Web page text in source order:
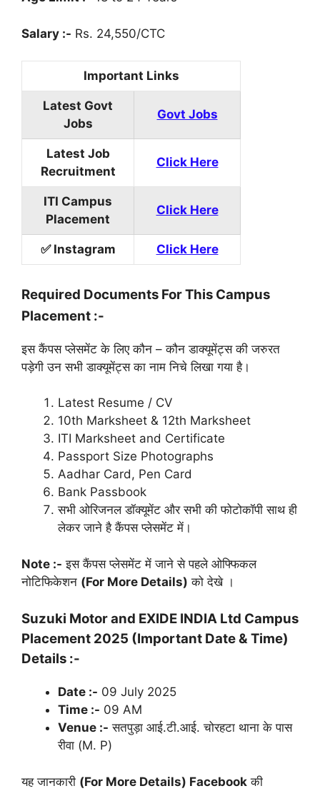
Salary :- Rs. 24,550/CTC
Important Links
Latest Govt
Jobs
Govt Jobs
Latest Job
Recruitment
Click Here
ITI Campus
Placement
Click Here
✅ Instagram Click Here
Required Documents For This Campus
Placement :-
इस कैंपस प्लेसमेंट के लिए कौन – कौन डाक्यूमेंट्स की जरुरत
पड़ेगी उन सभी डाक्यूमेंट्स का नाम निचे लिखा गया है।
Latest Resume / CV
10th Marksheet & 12th Marksheet
ITI Marksheet and Certificate
Passport Size Photographs
Aadhar Card, Pen Card
Bank Passbook
सभी ओरिजनल डॉक्यूमेंट और सभी की फोटोकॉपी साथ ही
लेकर जाने है कैंपस प्लेसमेंट में।
Note :- इस कैंपस प्लेसमेंट में जाने से पहले ओफ्फिकल
नोटिफिकेशन (For More Details) को देखे ।
Suzuki Motor and EXIDE INDIA Ltd Campus
Placement 2025 (Important Date & Time)
Details :-
Date :- 09 July 2025
Time :- 09 AM
Venue :- सतपुड़ा आई.टी.आई. चोरहटा थाना के पास
रीवा (M. P)
यह जानकारी (For More Details) Facebook की